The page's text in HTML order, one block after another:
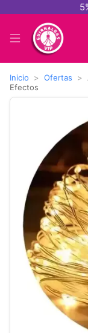
5%
Inicio > Ofertas >
Efectos